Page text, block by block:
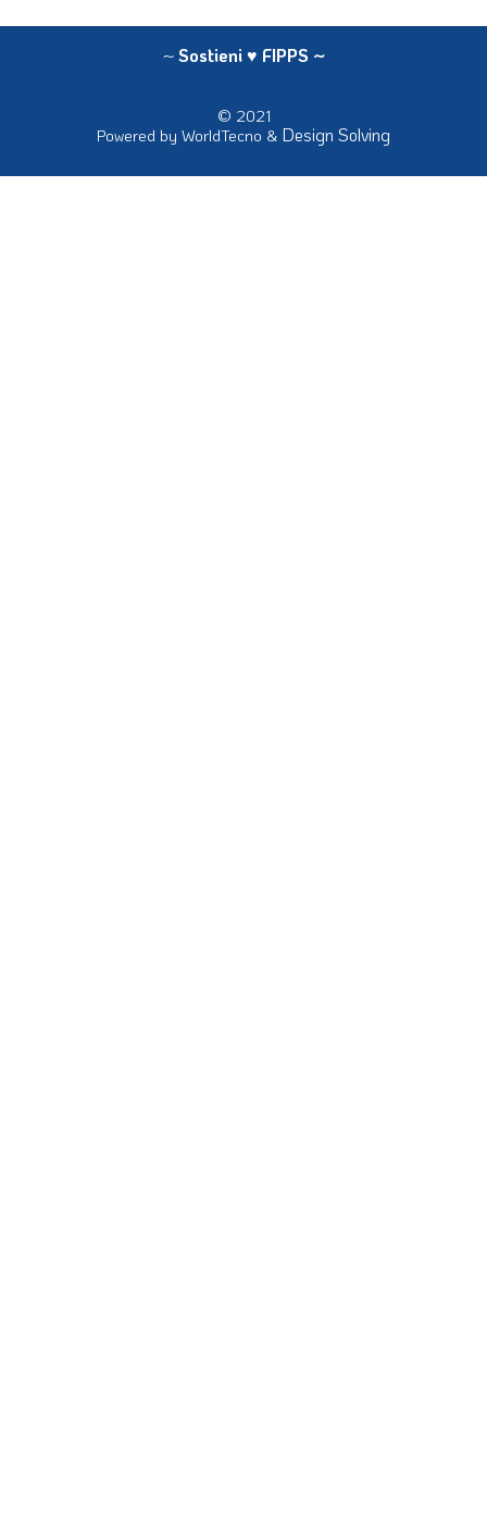
~ Sostieni ♥ FIPPS ~
© 2021
Powered by WorldTecno & Design Solving